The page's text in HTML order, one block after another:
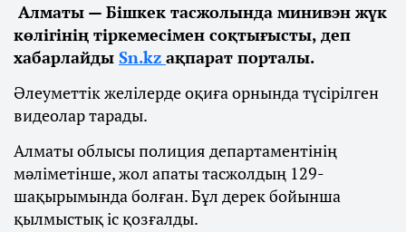
Алматы — Бішкек тасжолында минивэн жүк
көлігінің тіркемесімен соқтығысты, деп
хабарлайды Sn.kz ақпарат порталы.
Әлеуметтік желілерде оқиға орнында түсірілген
видеолар тарады.
Алматы облысы полиция департаментінің
мәліметінше, жол апаты тасжолдың 129-
шақырымында болған. Бұл дерек бойынша
қылмыстық іс қозғалды.